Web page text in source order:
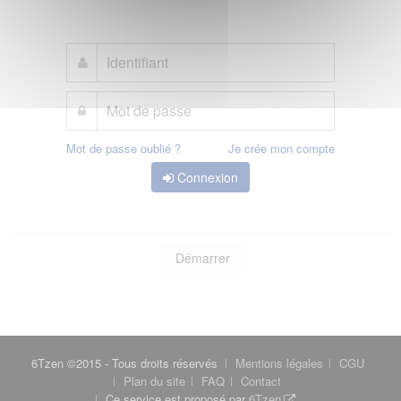
Mot de passe oublié ? Je crée mon compte
Connexion
Démarrer
6Tzen ©2015 - Tous droits réservés Mentions légales
CGU
Plan du site
FAQ
Contact